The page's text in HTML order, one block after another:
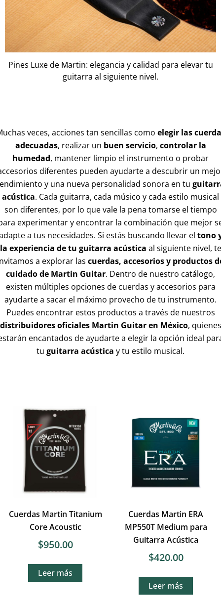
Pines Luxe de Martin: elegancia y calidad para elevar tu
guitarra al siguiente nivel.
veces, acciones tan sencillas como elegir las
adecuadas, realizar un buen servicio, controlar la
humedad, mantener limpio el instrumento o probar
diferentes pueden ayudarte a descubrir un
y una nueva personalidad sonora en tu
acústica. Cada guitarra, cada músico y cada estilo musical
son diferentes, por lo que vale la pena tomarse el tiempo
experimentar y encontrar la combinación que mejor
a tus necesidades. Si estás buscando llevar el tono
la experiencia de tu guitarra acústica al siguiente nivel, te
a explorar las cuerdas, accesorios y productos
cuidado de Martin Guitar. Dentro de nuestro catálogo,
existen múltiples opciones de cuerdas y accesorios para
ayudarte a sacar el máximo provecho de tu instrumento.
Puedes encontrar estos productos a través de nuestros
distribuidores oficiales Martin Guitar en México, quienes
encantados de ayudarte a elegir la opción ideal
tu guitarra acústica y tu estilo musical.
Cuerdas Martin Titanium
Core Acoustic
$950.00
Leer más
Cuerdas Martin ERA
MP550T Medium para
Guitarra Acústica
$420.00
Leer más